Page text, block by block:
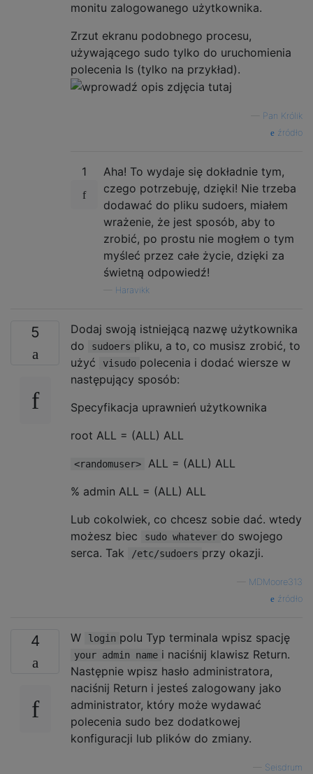
monitu zalogowanego użytkownika.
Zrzut ekranu podobnego procesu,
używającego sudo tylko do uruchomienia
polecenia ls (tylko na przykład).
Pan Królik
źródło
1
Aha! To wydaje się dokładnie tym,
czego potrzebuję, dzięki! Nie trzeba
dodawać do pliku sudoers, miałem
wrażenie, że jest sposób, aby to
zrobić, po prostu nie mogłem o tym
myśleć przez całe życie, dzięki za
świetną odpowiedź!
Haravikk
5
Dodaj swoją istniejącą nazwę użytkownika
do
sudoers pliku, a to, co musisz zrobić, to
użyć
visudo polecenia i dodać wiersze w
następujący sposób:
Specyfikacja uprawnień użytkownika
root ALL = (ALL) ALL
<randomuser>
ALL = (ALL) ALL
% admin ALL = (ALL) ALL
Lub cokolwiek, co chcesz sobie dać. wtedy
możesz biec
sudo whatever do swojego
serca. Tak
/etc/sudoers przy okazji.
MDMoore313
źródło
4 W login polu Typ terminala wpisz spację
your admin name i naciśnij klawisz Return.
Następnie wpisz hasło administratora,
naciśnij Return i jesteś zalogowany jako
administrator, który może wydawać
polecenia sudo bez dodatkowej
konfiguracji lub plików do zmiany.
Seisdrum